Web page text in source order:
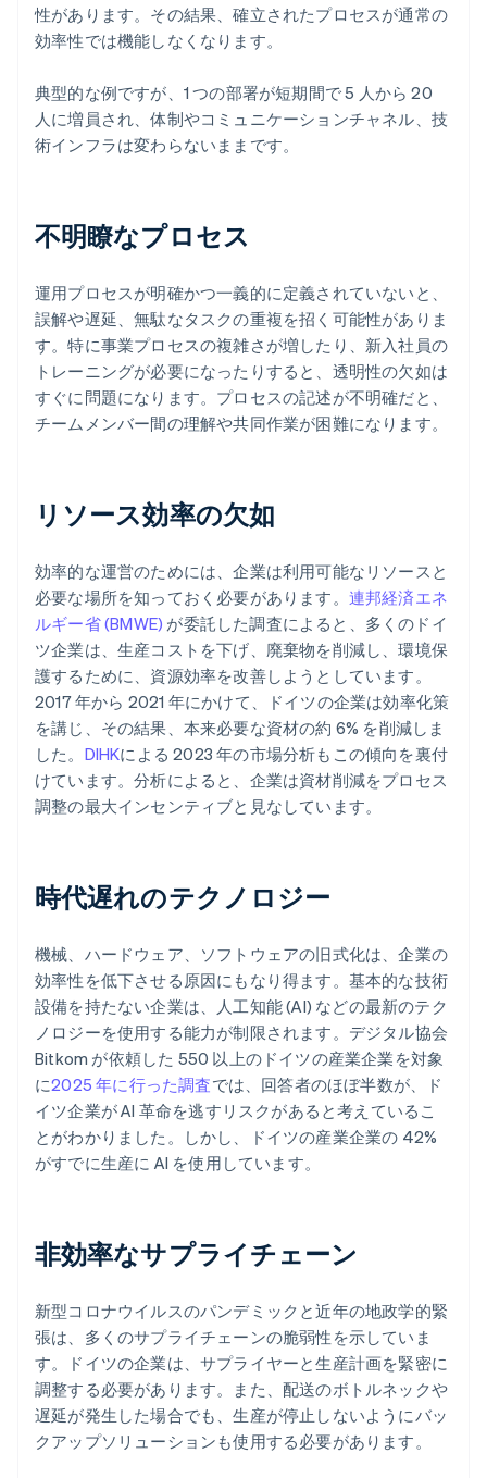
性があります。その結果、確立されたプロセスが通常の
効率性では機能しなくなります。
典型的な例ですが、1 つの部署が短期間で 5 人から 20
人に増員され、体制やコミュニケーションチャネル、技
術インフラは変わらないままです。
不明瞭なプロセス
運用プロセスが明確かつ一義的に定義されていないと、
誤解や遅延、無駄なタスクの重複を招く可能性がありま
す。特に事業プロセスの複雑さが増したり、新入社員の
トレーニングが必要になったりすると、透明性の欠如は
すぐに問題になります。プロセスの記述が不明確だと、
チームメンバー間の理解や共同作業が困難になります。
リソース効率の欠如
効率的な運営のためには、企業は利用可能なリソースと
必要な場所を知っておく必要があります。 連邦経済エネ
ルギー省 (BMWE) が委託した調査によると、多くのドイ
ツ企業は、生産コストを下げ、廃棄物を削減し、環境保
護するために、資源効率を改善しようとしています。
2017 年から 2021 年にかけて、ドイツの企業は効率化策
を講じ、その結果、本来必要な資材の約 6% を削減しま
した。 DIHKによる 2023 年の市場分析もこの傾向を裏付
けています。分析によると、企業は資材削減をプロセス
調整の最大インセンティブと見なしています。
時代遅れのテクノロジー
機械、ハードウェア、ソフトウェアの旧式化は、企業の
効率性を低下させる原因にもなり得ます。基本的な技術
設備を持たない企業は、人工知能 (AI) などの最新のテク
ノロジーを使用する能力が制限されます。デジタル協会
Bitkom が依頼した 550 以上のドイツの産業企業を対象
に2025 年に行った調査では、回答者のほぼ半数が、ド
イツ企業が AI 革命を逃すリスクがあると考えているこ
とがわかりました。しかし、ドイツの産業企業の 42%
がすでに生産に AI を使用しています。
非効率なサプライチェーン
新型コロナウイルスのパンデミックと近年の地政学的緊
張は、多くのサプライチェーンの脆弱性を示していま
す。ドイツの企業は、サプライヤーと生産計画を緊密に
調整する必要があります。また、配送のボトルネックや
遅延が発生した場合でも、生産が停止しないようにバッ
クアップソリューションも使用する必要があります。